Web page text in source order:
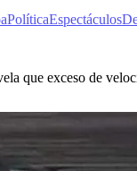
PolíticaEspectáculos
que exceso de